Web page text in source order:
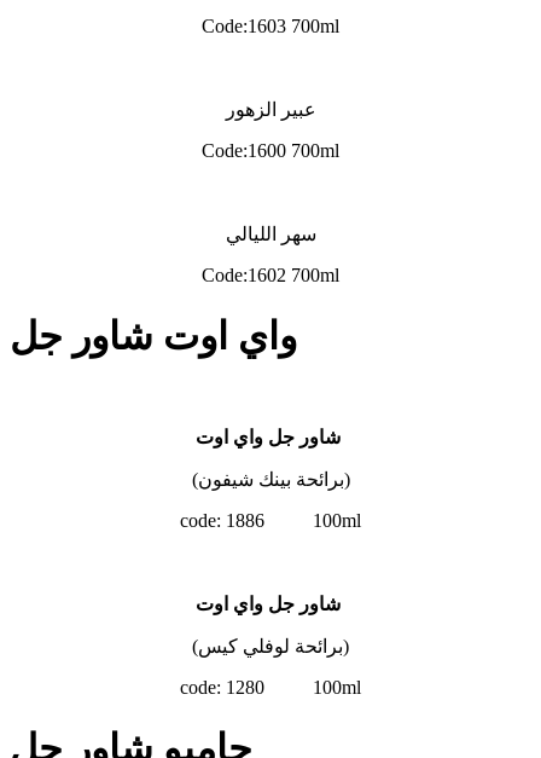
Code:1603 700ml
عبير الزهور
Code:1600 700ml
سهر الليالي
Code:1602 700ml
واي اوت شاور جل
(برائحة بينك شيفون)
code: 1886 100ml
(برائحة لوفلي كيس)
code: 1280 100ml
جامبو شاور جل